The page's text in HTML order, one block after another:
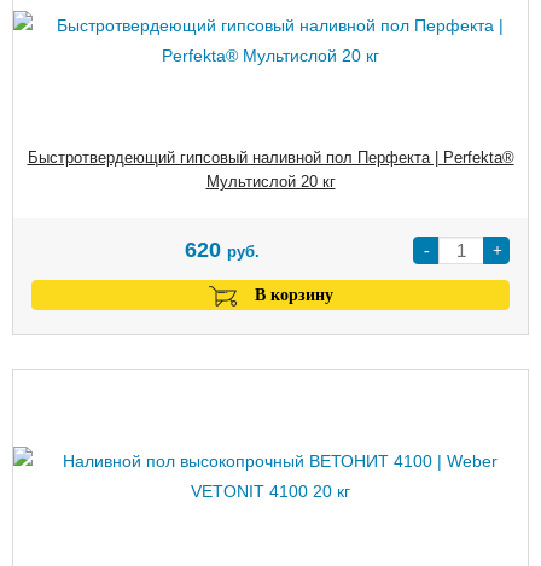
Быстротвердеющий гипсовый наливной пол Перфекта | Perfekta®
Мультислой 20 кг
- +
620 руб.
В корзину